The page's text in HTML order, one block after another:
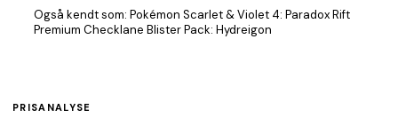
Også kendt som: Pokémon Scarlet & Violet 4: Paradox Rift
Premium Checklane Blister Pack: Hydreigon
PRISANALYSE